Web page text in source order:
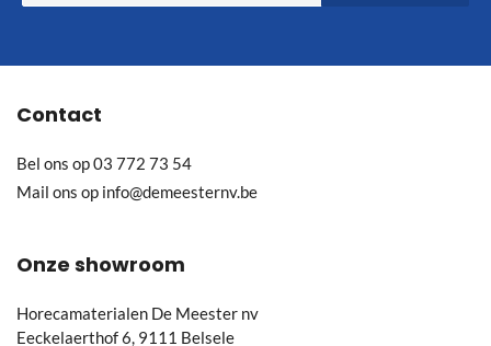
op
Contact
Bel ons op03 772 73 54
Mail ons op info@demeesternv.be
Onze showroom
Horecamaterialen De Meester nv
Eeckelaerthof 6, 9111 Belsele